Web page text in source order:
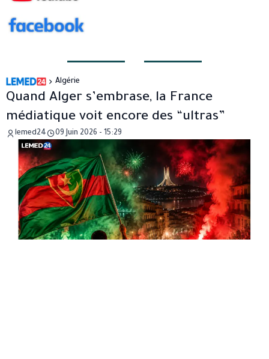
Algérie
Quand Alger s’embrase, la France
médiatique voit encore des “ultras”
lemed24 09 Juin 2026 - 15:29